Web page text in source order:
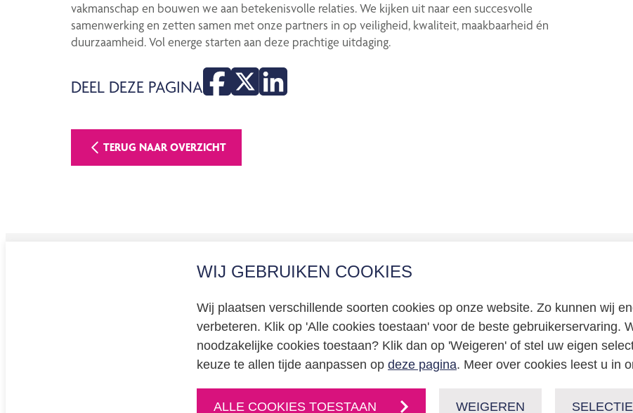
WIJ GEBRUIKEN COOKIES
Wij plaatsen verschillende soorten cookies op onze website. Zo kunnen wij
verbeteren. Klik op 'Alle cookies toestaan' voor de beste gebruikerservaring.
noodzakelijke cookies toestaan? Klik dan op 'Weigeren' of stel uw eigen
keuze te allen tijde aanpassen op deze pagina. Meer over cookies leest u in
ALLE COOKIES TOESTAAN WEIGEREN
vakmanschap en bouwen we aan betekenisvolle relaties. We kijken uit naar een succesvolle
samenwerking en zetten samen met onze partners in op veiligheid, kwaliteit, maakbaarheid én
duurzaamheid. Vol energe starten aan deze prachtige uitdaging.
DEEL DEZE PAGINA
TERUG NAAR OVERZICHT
Privacy
Educatie